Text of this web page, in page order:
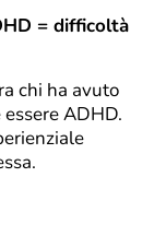
= difficoltà
chi ha avuto
ADHD.